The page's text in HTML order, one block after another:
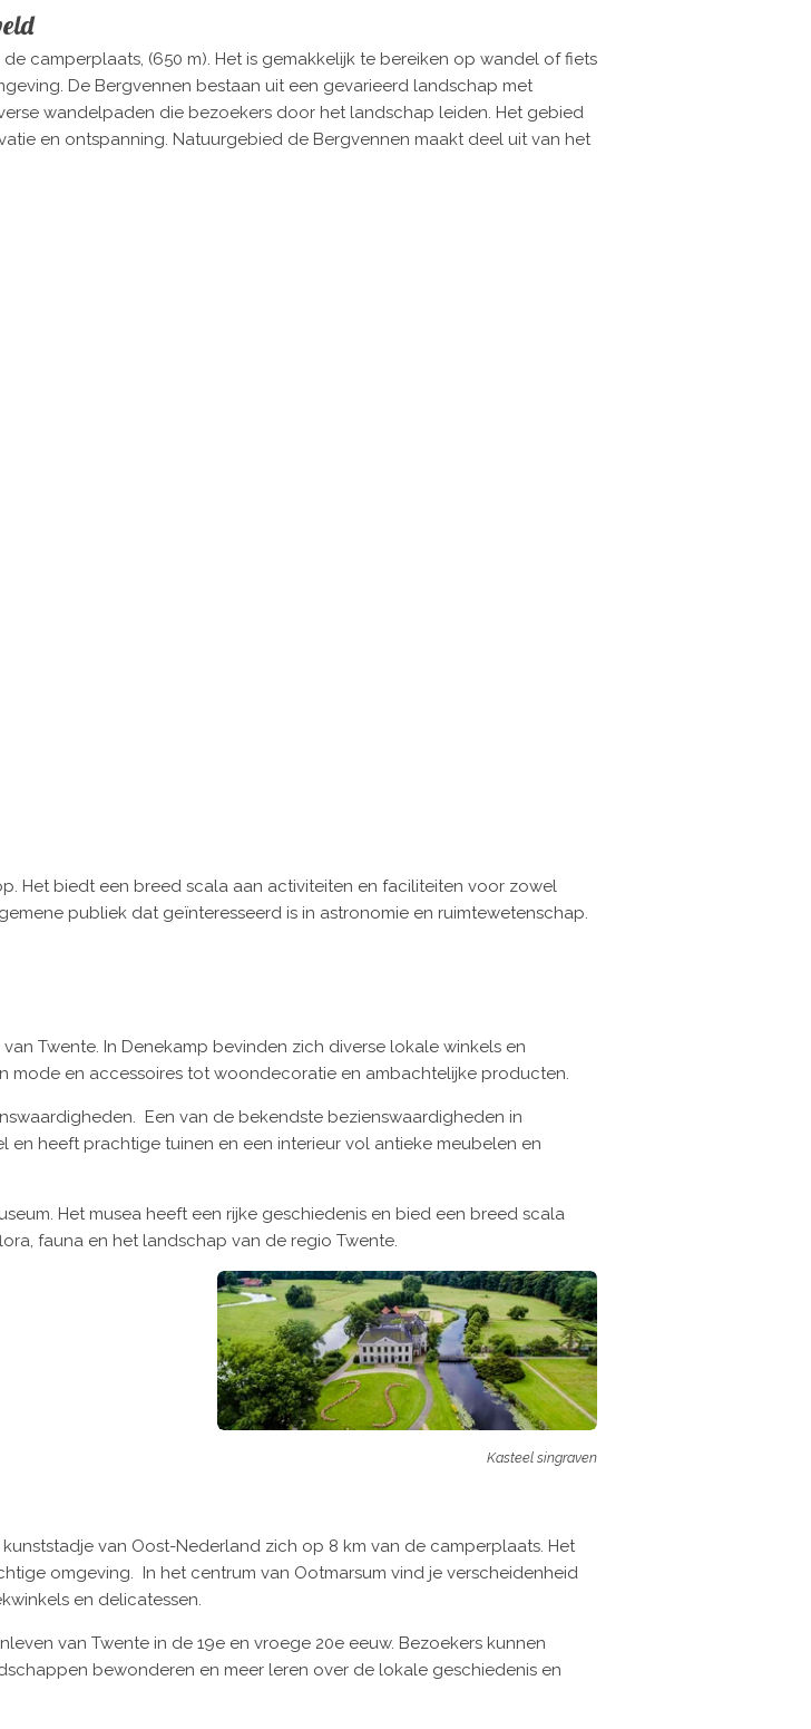
camperplaats, (650 m). Het is gemakkelijk te bereiken op wandel of fiets
De Bergvennen bestaan uit een gevarieerd landschap met
wandelpaden die bezoekers door het landschap leiden. Het gebied
en ontspanning. Natuurgebied de Bergvennen maakt deel uit van het
Het biedt een breed scala aan activiteiten en faciliteiten voor zowel
publiek dat geïnteresseerd is in astronomie en ruimtewetenschap.
Twente. In Denekamp bevinden zich diverse lokale winkels en
mode en accessoires tot woondecoratie en ambachtelijke producten.
Een van de bekendste bezienswaardigheden in
en heeft prachtige tuinen en een interieur vol antieke meubelen en
Het musea heeft een rijke geschiedenis en bied een breed scala
fauna en het landschap van de regio Twente.
Kasteel singraven
van Oost-Nederland zich op 8 km van de camperplaats. Het
omgeving. In het centrum van Ootmarsum vind je verscheidenheid
en delicatessen.
van Twente in de 19e en vroege 20e eeuw. Bezoekers kunnen
bewonderen en meer leren over de lokale geschiedenis en